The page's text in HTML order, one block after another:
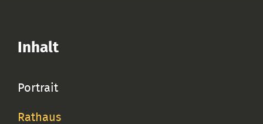
Inhalt
Portrait
Rathaus